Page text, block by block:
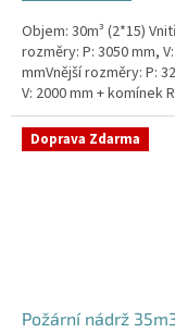
Objem: 30m³ (2*15)
rozměry: P: 3050 mm,
mmVnější rozměry: P:
V: 2000 mm + komínek
nádrže možno jakkoliv
vyrobíme nádrž na...
Doprava Zdarma
Požární nádrž